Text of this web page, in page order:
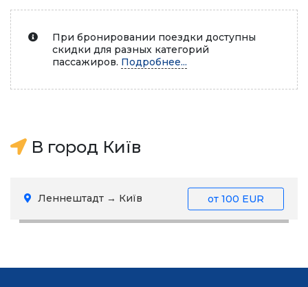
При бронировании поездки доступны
скидки для разных категорий
пассажиров. Подробнее...
В город Київ
Леннештадт → Київ от 100 EUR